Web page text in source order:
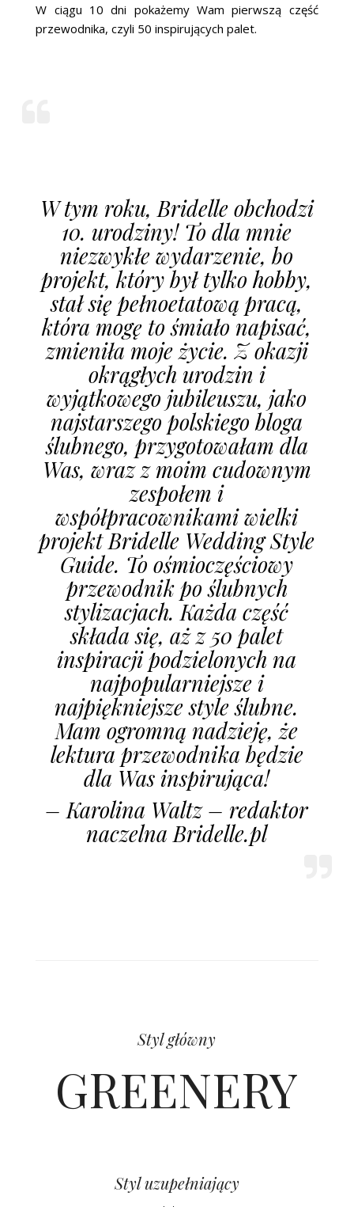
W ciągu 10 dni pokażemy Wam pierwszą część
przewodnika, czyli 50 inspirujących palet.
W tym roku, Bridelle obchodzi
10. urodziny! To dla mnie
niezwykłe wydarzenie, bo
projekt, który był tylko hobby,
stał się pełnoetatową pracą,
która mogę to śmiało napisać,
zmieniła moje życie. Z okazji
okrągłych urodzin i
wyjątkowego jubileuszu, jako
najstarszego polskiego bloga
ślubnego, przygotowałam dla
Was, wraz z moim cudownym
zespołem i
współpracownikami wielki
projekt Bridelle Wedding Style
Guide. To ośmioczęściowy
przewodnik po ślubnych
stylizacjach. Każda część
składa się, aż z 50 palet
inspiracji podzielonych na
najpopularniejsze i
najpiękniejsze style ślubne.
Mam ogromną nadzieję, że
lektura przewodnika będzie
dla Was inspirująca!
– Karolina Waltz – redaktor
naczelna Bridelle.pl
Styl główny
GREENERY
Styl uzupełniający